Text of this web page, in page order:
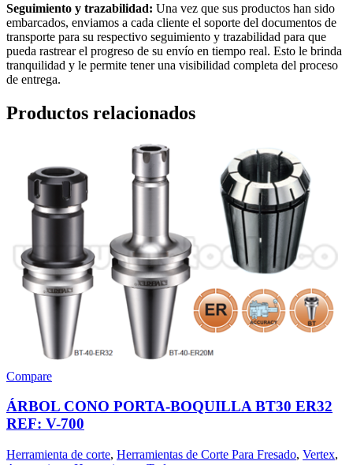
Seguimiento y trazabilidad: Una vez que sus productos han sido
embarcados, enviamos a cada cliente el soporte del documentos de
transporte para su respectivo seguimiento y trazabilidad para que
pueda rastrear el progreso de su envío en tiempo real. Esto le brinda
tranquilidad y le permite tener una visibilidad completa del proceso
de entrega.
Productos relacionados
Compare
ÁRBOL CONO PORTA-BOQUILLA BT30 ER32
REF: V-700
Herramienta de corte, Herramientas de Corte Para Fresado, Vertex,